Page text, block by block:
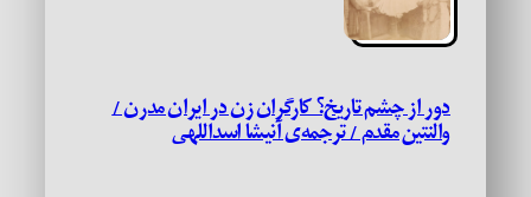
دور از چشم تاریخ؟ کارگران زن در ایران مدرن /
والنتین مقدم / ترجمه‌ی آنیشا اسداللهی